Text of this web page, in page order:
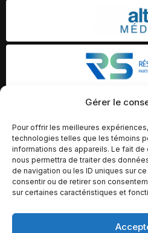
Gérer le
Pour offrir les meilleures
technologies telles que les témoins
informations des appareils. Le fait
nous permettra de traiter des
de navigation ou les ID uniques sur
consentir ou de retirer son
sur certaines caractéristiques et